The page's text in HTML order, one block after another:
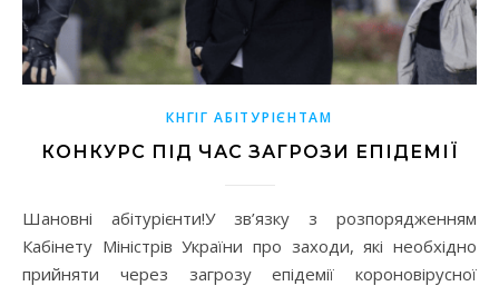
КНГІГ АБІТУРІЄНТАМ
КОНКУРС ПІД ЧАС ЗАГРОЗИ ЕПІДЕМІЇ
Шановні абітурієнти!У зв’язку з розпорядженням
Кабінету Міністрів України про заходи, які необхідно
прийняти через загрозу епідемії короновірусної